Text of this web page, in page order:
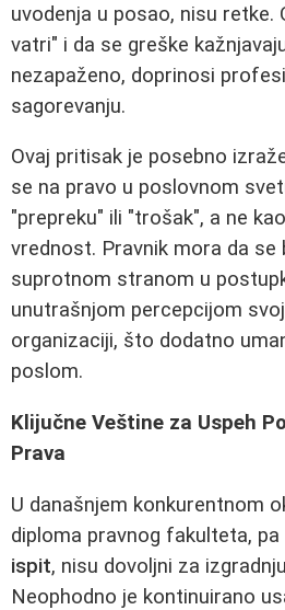
uvodenja u posao, nisu retke.
vatri" i da se greške
nezapaženo, doprinosi
sagorevanju.
Ovaj pritisak je posebno
se na pravo u poslovnom
"prepreku" ili "trošak", a ne
vrednost. Pravnik mora da se
suprotnom stranom u
unutrašnjom percepcijom
organizaciji, što dodatno
poslom.
Klijučne Veštine za Uspeh
Prava
U današnjem konkurentnom
diploma pravnog fakulteta, pa
ispit, nisu dovoljni za
Neophodno je kontinuirano